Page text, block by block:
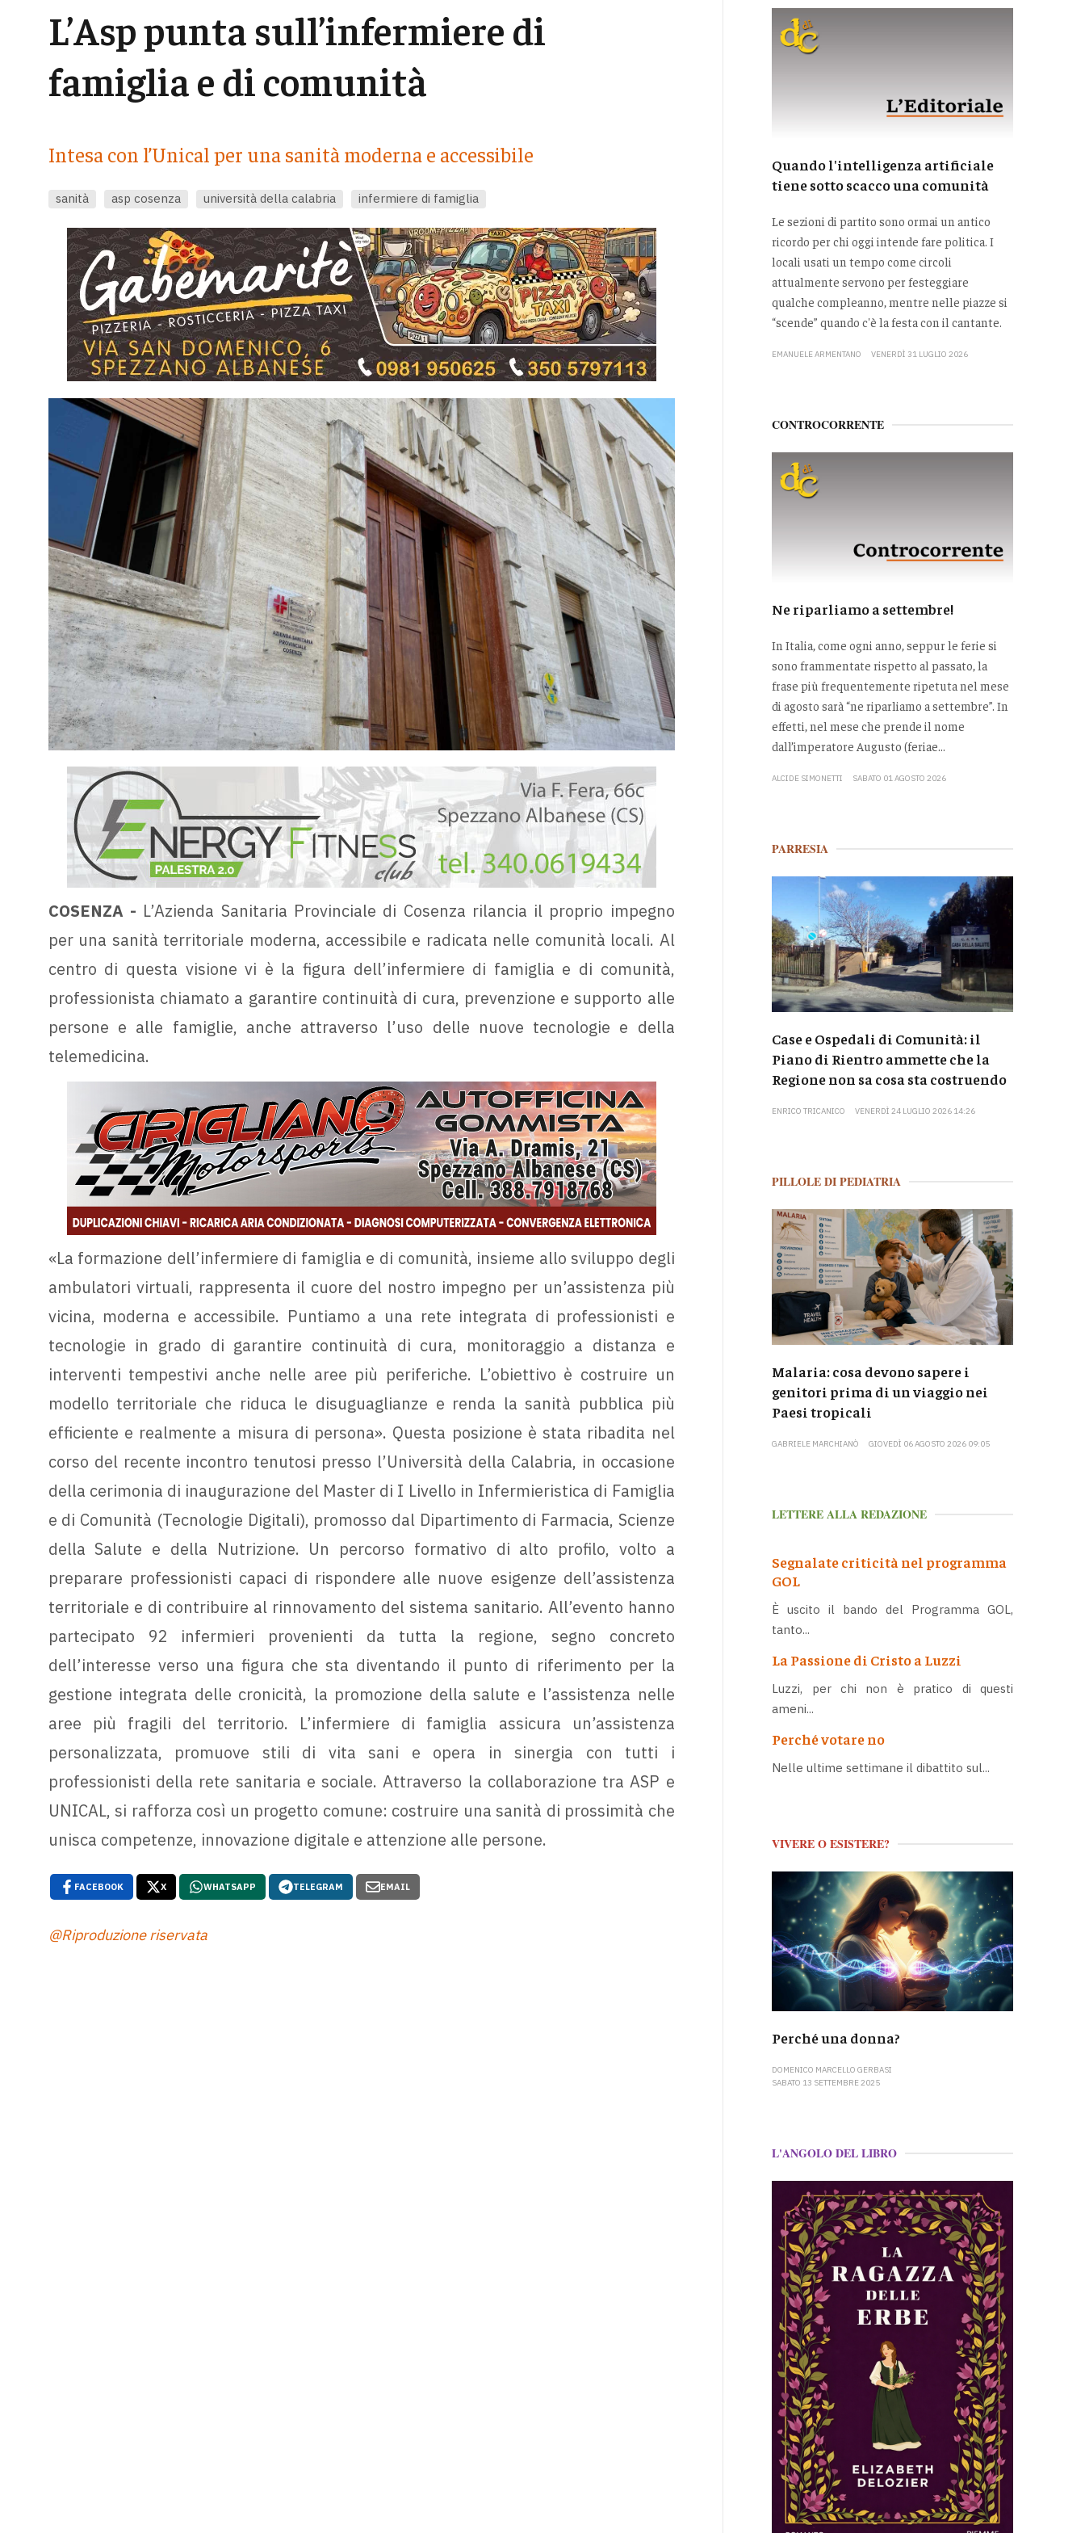
L’Asp punta sull’infermiere di
famiglia e di comunità
Intesa con l’Unical per una sanità moderna e accessibile
sanità asp cosenza università della calabria infermiere di famiglia
COSENZA - L’Azienda Sanitaria Provinciale di Cosenza rilancia il proprio impegno
per una sanità territoriale moderna, accessibile e radicata nelle comunità locali. Al
centro di questa visione vi è la figura dell’infermiere di famiglia e di comunità,
professionista chiamato a garantire continuità di cura, prevenzione e supporto alle
persone e alle famiglie, anche attraverso l’uso delle nuove tecnologie e della
telemedicina.
«La formazione dell’infermiere di famiglia e di comunità, insieme allo sviluppo degli
ambulatori virtuali, rappresenta il cuore del nostro impegno per un’assistenza più
vicina, moderna e accessibile. Puntiamo a una rete integrata di professionisti e
tecnologie in grado di garantire continuità di cura, monitoraggio a distanza e
interventi tempestivi anche nelle aree più periferiche. L’obiettivo è costruire un
modello territoriale che riduca le disuguaglianze e renda la sanità pubblica più
efficiente e realmente a misura di persona». Questa posizione è stata ribadita nel
corso del recente incontro tenutosi presso l’Università della Calabria, in occasione
della cerimonia di inaugurazione del Master di I Livello in Infermieristica di Famiglia
e di Comunità (Tecnologie Digitali), promosso dal Dipartimento di Farmacia, Scienze
della Salute e della Nutrizione. Un percorso formativo di alto profilo, volto a
preparare professionisti capaci di rispondere alle nuove esigenze dell’assistenza
territoriale e di contribuire al rinnovamento del sistema sanitario. All’evento hanno
partecipato 92 infermieri provenienti da tutta la regione, segno concreto
dell’interesse verso una figura che sta diventando il punto di riferimento per la
gestione integrata delle cronicità, la promozione della salute e l’assistenza nelle
aree più fragili del territorio. L’infermiere di famiglia assicura un’assistenza
personalizzata, promuove stili di vita sani e opera in sinergia con tutti i
professionisti della rete sanitaria e sociale. Attraverso la collaborazione tra ASP e
UNICAL, si rafforza così un progetto comune: costruire una sanità di prossimità che
unisca competenze, innovazione digitale e attenzione alle persone.
FACEBOOK X WHATSAPP TELEGRAM EMAIL
@Riproduzione riservata
Quando l'intelligenza artificiale
tiene sotto scacco una comunità
Le sezioni di partito sono ormai un antico
ricordo per chi oggi intende fare politica. I
locali usati un tempo come circoli
attualmente servono per festeggiare
qualche compleanno, mentre nelle piazze si
“scende” quando c'è la festa con il cantante.
EMANUELE ARMENTANO VENERDÌ 31 LUGLIO 2026
CONTROCORRENTE
Ne riparliamo a settembre!
In Italia, come ogni anno, seppur le ferie si
sono frammentate rispetto al passato, la
frase più frequentemente ripetuta nel mese
di agosto sarà “ne riparliamo a settembre”. In
effetti, nel mese che prende il nome
dall’imperatore Augusto (feriae...
ALCIDE SIMONETTI SABATO 01 AGOSTO 2026
PARRESIA
Case e Ospedali di Comunità: il
Piano di Rientro ammette che la
Regione non sa cosa sta costruendo
ENRICO TRICANICO VENERDÌ 24 LUGLIO 2026 14:26
PILLOLE DI PEDIATRIA
Malaria: cosa devono sapere i
genitori prima di un viaggio nei
Paesi tropicali
GABRIELE MARCHIANÒ GIOVEDÌ 06 AGOSTO 2026 09:05
LETTERE ALLA REDAZIONE
Segnalate criticità nel programma
GOL
È uscito il bando del Programma GOL,
tanto...
La Passione di Cristo a Luzzi
Luzzi, per chi non è pratico di questi
ameni...
Perché votare no
Nelle ultime settimane il dibattito sul...
VIVERE O ESISTERE?
Perché una donna?
DOMENICO MARCELLO GERBASI
SABATO 13 SETTEMBRE 2025
L'ANGOLO DEL LIBRO